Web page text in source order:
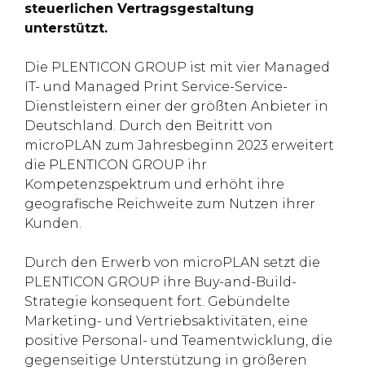
steuerlichen Vertragsgestaltung
unterstützt.
Die PLENTICON GROUP ist mit vier Managed
IT- und Managed Print Service-Service-
Dienstleistern einer der größten Anbieter in
Deutschland. Durch den Beitritt von
microPLAN zum Jahresbeginn 2023 erweitert
die PLENTICON GROUP ihr
Kompetenzspektrum und erhöht ihre
geografische Reichweite zum Nutzen ihrer
Kunden.
Durch den Erwerb von microPLAN setzt die
PLENTICON GROUP ihre Buy-and-Build-
Strategie konsequent fort. Gebündelte
Marketing- und Vertriebsaktivitäten, eine
positive Personal- und Teamentwicklung, die
gegenseitige Unterstützung in größeren